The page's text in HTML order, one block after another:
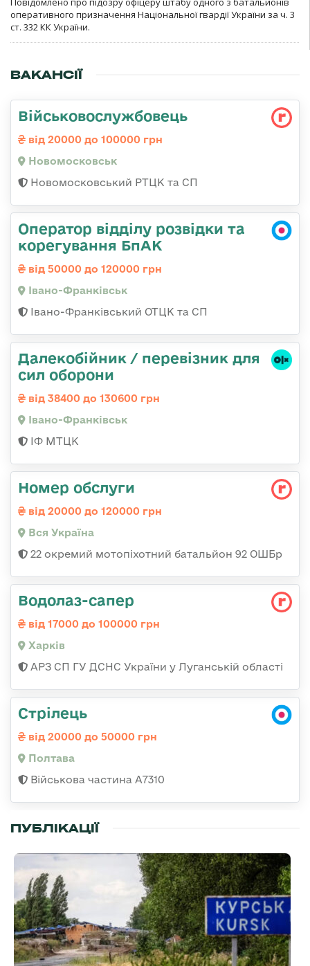
оперативного призначення Національної гвардії України за ч. 3
ст. 332 КК України.
ВАКАНСІЇ
Військовослужбовець
від 20000 до 100000 грн
Новомосковськ
Новомосковський РТЦК та СП
Оператор відділу розвідки та
корегування БпАК
від 50000 до 120000 грн
Івано-Франківськ
Івано-Франківський ОТЦК та СП
Далекобійник / перевізник для
сил оборони
від 38400 до 130600 грн
Івано-Франківськ
ІФ МТЦК
Номер обслуги
від 20000 до 120000 грн
Вся Україна
22 окремий мотопіхотний батальйон 92 ОШБр
Водолаз-сапер
від 17000 до 100000 грн
Харків
АРЗ СП ГУ ДСНС України у Луганській області
Стрілець
від 20000 до 50000 грн
Полтава
Військова частина A7310
ПУБЛІКАЦІЇ